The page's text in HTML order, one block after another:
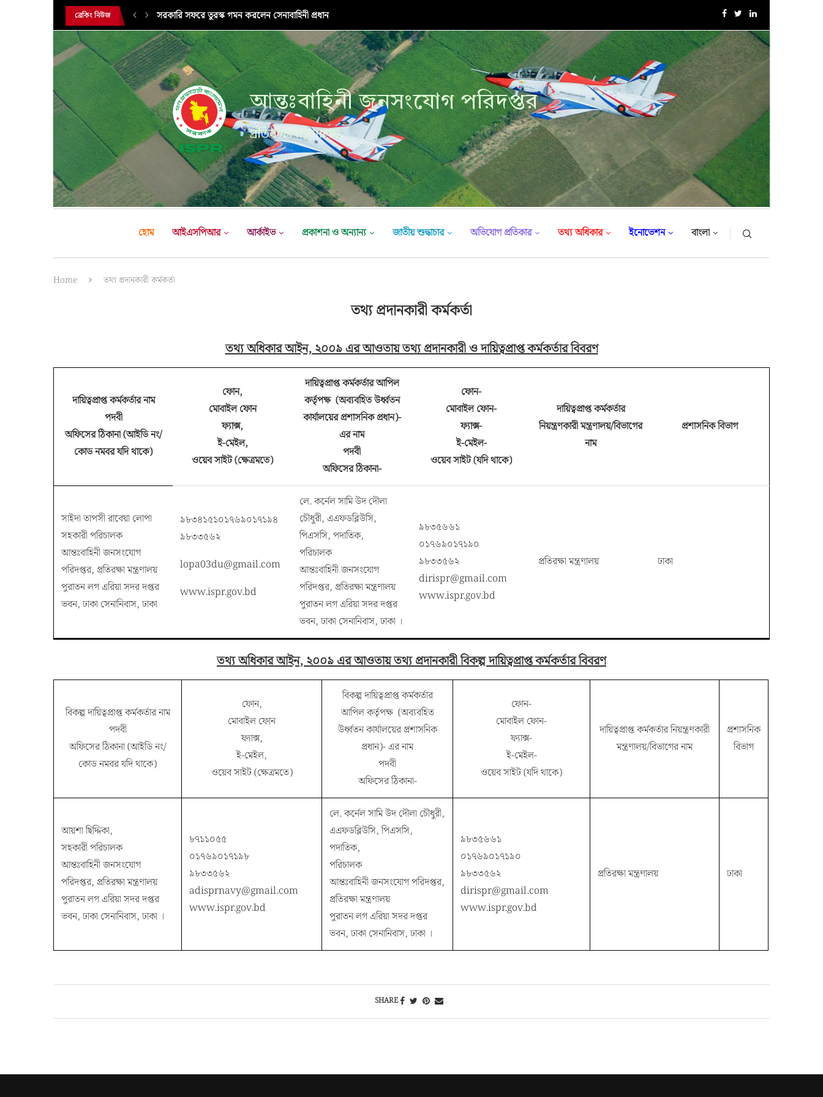
ব্রেকিং নিউজ সরকারি সফরে তুরস্ক গমন করলেন সেনাবাহিনী প্রধান এক্সারসাইজ টাইগার লাইটনিং-২০২৬ এর উদ্বোধনী অনুষ্ঠান
আন্তঃবাহিনী জনসংযোগ পরিদপ্তর
প্রতিরক্ষা মন্ত্রণালয়
হোম আইএসপিআর আর্কাইভ প্রকাশনা ও অন্যান্য জাতীয় শুদ্ধাচার অভিযোগ প্রতিকার তথ্য অধিকার ইনোভেশন বাংলা
Home তথ্য প্রদানকারী কর্মকর্তা
তথ্য প্রদানকারী কর্মকর্তা
তথ্য অধিকার আইন, ২০০৯ এর আওতায় তথ্য প্রদানকারী ও দায়িত্বপ্রাপ্ত কর্মকর্তার বিবরণ
দায়িত্বপ্রাপ্ত কর্মকর্তার নাম
পদবী
অফিসের ঠিকানা (আইডি নং/
কোড নমবর যদি থাকে)
ফোন,
মোবাইল ফোন
ফ্যাক্স,
ই-মেইল,
ওয়েব সাইট (ক্ষেত্রমতে)
দায়িত্বপ্রাপ্ত কর্মকর্তার আপিল
কর্তৃপক্ষ (অব্যবহিত উর্ধ্বতন
কার্যালয়ের প্রশাসনিক প্রধান)-
এর নাম
পদবী
অফিসের ঠিকানা-
ফোন-
মোবাইল ফোন-
ফ্যাক্স-
ই-মেইল-
ওয়েব সাইট (যদি থাকে)
দায়িত্বপ্রাপ্ত কর্মকর্তার
নিয়ন্ত্রণকারী মন্ত্রণালয়/বিভাগের
নাম
প্রশাসনিক বিভাগ
সাইদা তাপসী রাবেয়া লোপা
সহকারী পরিচালক
আন্তঃবাহিনী জনসংযোগ
পরিদপ্তর, প্রতিরক্ষা মন্ত্রণালয়
পুরাতন লগ এরিয়া সদর দপ্তর
ভবন, ঢাকা সেনানিবাস, ঢাকা
৯৮৩৪১৫১০১৭৬৯০১৭১৯৪
৯৮৩৩৫৬২
lopa03du@gmail.com
www.ispr.gov.bd
লে. কর্নেল সামি উদ দৌলা
চৌধুরী, এএফডব্লিউসি,
পিএসসি, পদাতিক,
পরিচালক
আন্তঃবাহিনী জনসংযোগ
পরিদপ্তর, প্রতিরক্ষা মন্ত্রণালয়
পুরাতন লগ এরিয়া সদর দপ্তর
ভবন, ঢাকা সেনানিবাস, ঢাকা ।
৯৮৩৫৬৬১
০১৭৬৯০১৭১৯০
৯৮৩৩৫৬২
dirispr@gmail.com
www.ispr.gov.bd
প্রতিরক্ষা মন্ত্রণালয় ঢাকা
তথ্য অধিকার আইন, ২০০৯ এর আওতায় তথ্য প্রদানকারী বিকল্প দায়িত্বপ্রাপ্ত কর্মকর্তার বিবরণ
বিকল্প দায়িত্বপ্রাপ্ত কর্মকর্তার নাম
পদবী
অফিসের ঠিকানা (আইডি নং/
কোড নমবর যদি থাকে)
ফোন,
মোবাইল ফোন
ফ্যাক্স,
ই-মেইল,
ওয়েব সাইট (ক্ষেত্রমতে)
বিকল্প দায়িত্বপ্রাপ্ত কর্মকর্তার
আপিল কর্তৃপক্ষ (অব্যবহিত
উর্ধ্বতন কার্যালয়ের প্রশাসনিক
প্রধান)- এর নাম
পদবী
অফিসের ঠিকানা-
ফোন-
মোবাইল ফোন-
ফ্যাক্স-
ই-মেইল-
ওয়েব সাইট (যদি থাকে)
দায়িত্বপ্রাপ্ত কর্মকর্তার নিয়ন্ত্রণকারী
মন্ত্রণালয়/বিভাগের নাম
প্রশাসনিক
বিভাগ
আয়শা ছিদ্দিকা,
সহকারী পরিচালক
আন্তঃবাহিনী জনসংযোগ
পরিদপ্তর, প্রতিরক্ষা মন্ত্রণালয়
পুরাতন লগ এরিয়া সদর দপ্তর
ভবন, ঢাকা সেনানিবাস, ঢাকা ।
৮৭১১০৫৫
০১৭৬৯০১৭১৯৮
৯৮৩৩৫৬২
adisprnavy@gmail.com
www.ispr.gov.bd
লে. কর্নেল সামি উদ দৌলা চৌধুরী,
এএফডব্লিউসি, পিএসসি,
পদাতিক,
পরিচালক
আন্তঃবাহিনী জনসংযোগ পরিদপ্তর,
প্রতিরক্ষা মন্ত্রণালয়
পুরাতন লগ এরিয়া সদর দপ্তর
ভবন, ঢাকা সেনানিবাস, ঢাকা ।
৯৮৩৫৬৬১
০১৭৬৯০১৭১৯০
৯৮৩৩৫৬২
dirispr@gmail.com
www.ispr.gov.bd
প্রতিরক্ষা মন্ত্রণালয় ঢাকা
SHARE